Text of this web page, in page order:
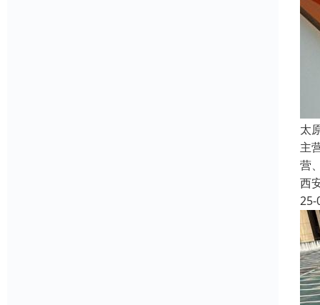
太
主
营
西
25-